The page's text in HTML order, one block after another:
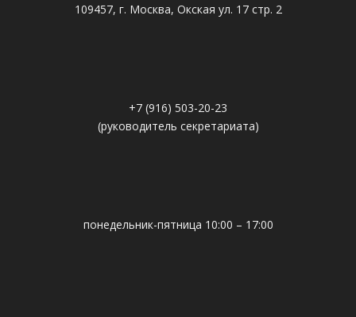
109457, г. Москва, Окская ул. 17 стр. 2
+7 (916) 503-20-23
(руководитель секретариата)
понедельник-пятница 10:00 – 17:00